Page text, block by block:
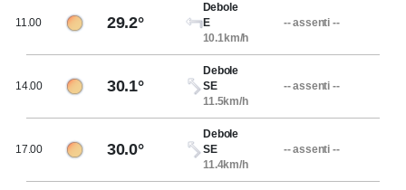
11.00 29.2°
Debole
E
10.1km/h
-- assenti --
14.00 30.1°
Debole
SE
11.5km/h
-- assenti --
17.00 30.0°
Debole
SE
11.4km/h
-- assenti --